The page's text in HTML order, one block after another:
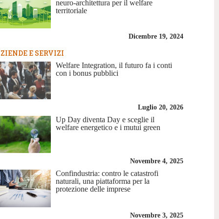
neuro-architettura per il welfare
territoriale
Dicembre 19, 2024
E SERVIZI
Welfare Integration, il futuro fa i conti
con i bonus pubblici
Luglio 20, 2026
Up Day diventa Day e sceglie il
welfare energetico e i mutui green
Novembre 4, 2025
Confindustria: contro le catastrofi
naturali, una piattaforma per la
protezione delle imprese
Novembre 3, 2025